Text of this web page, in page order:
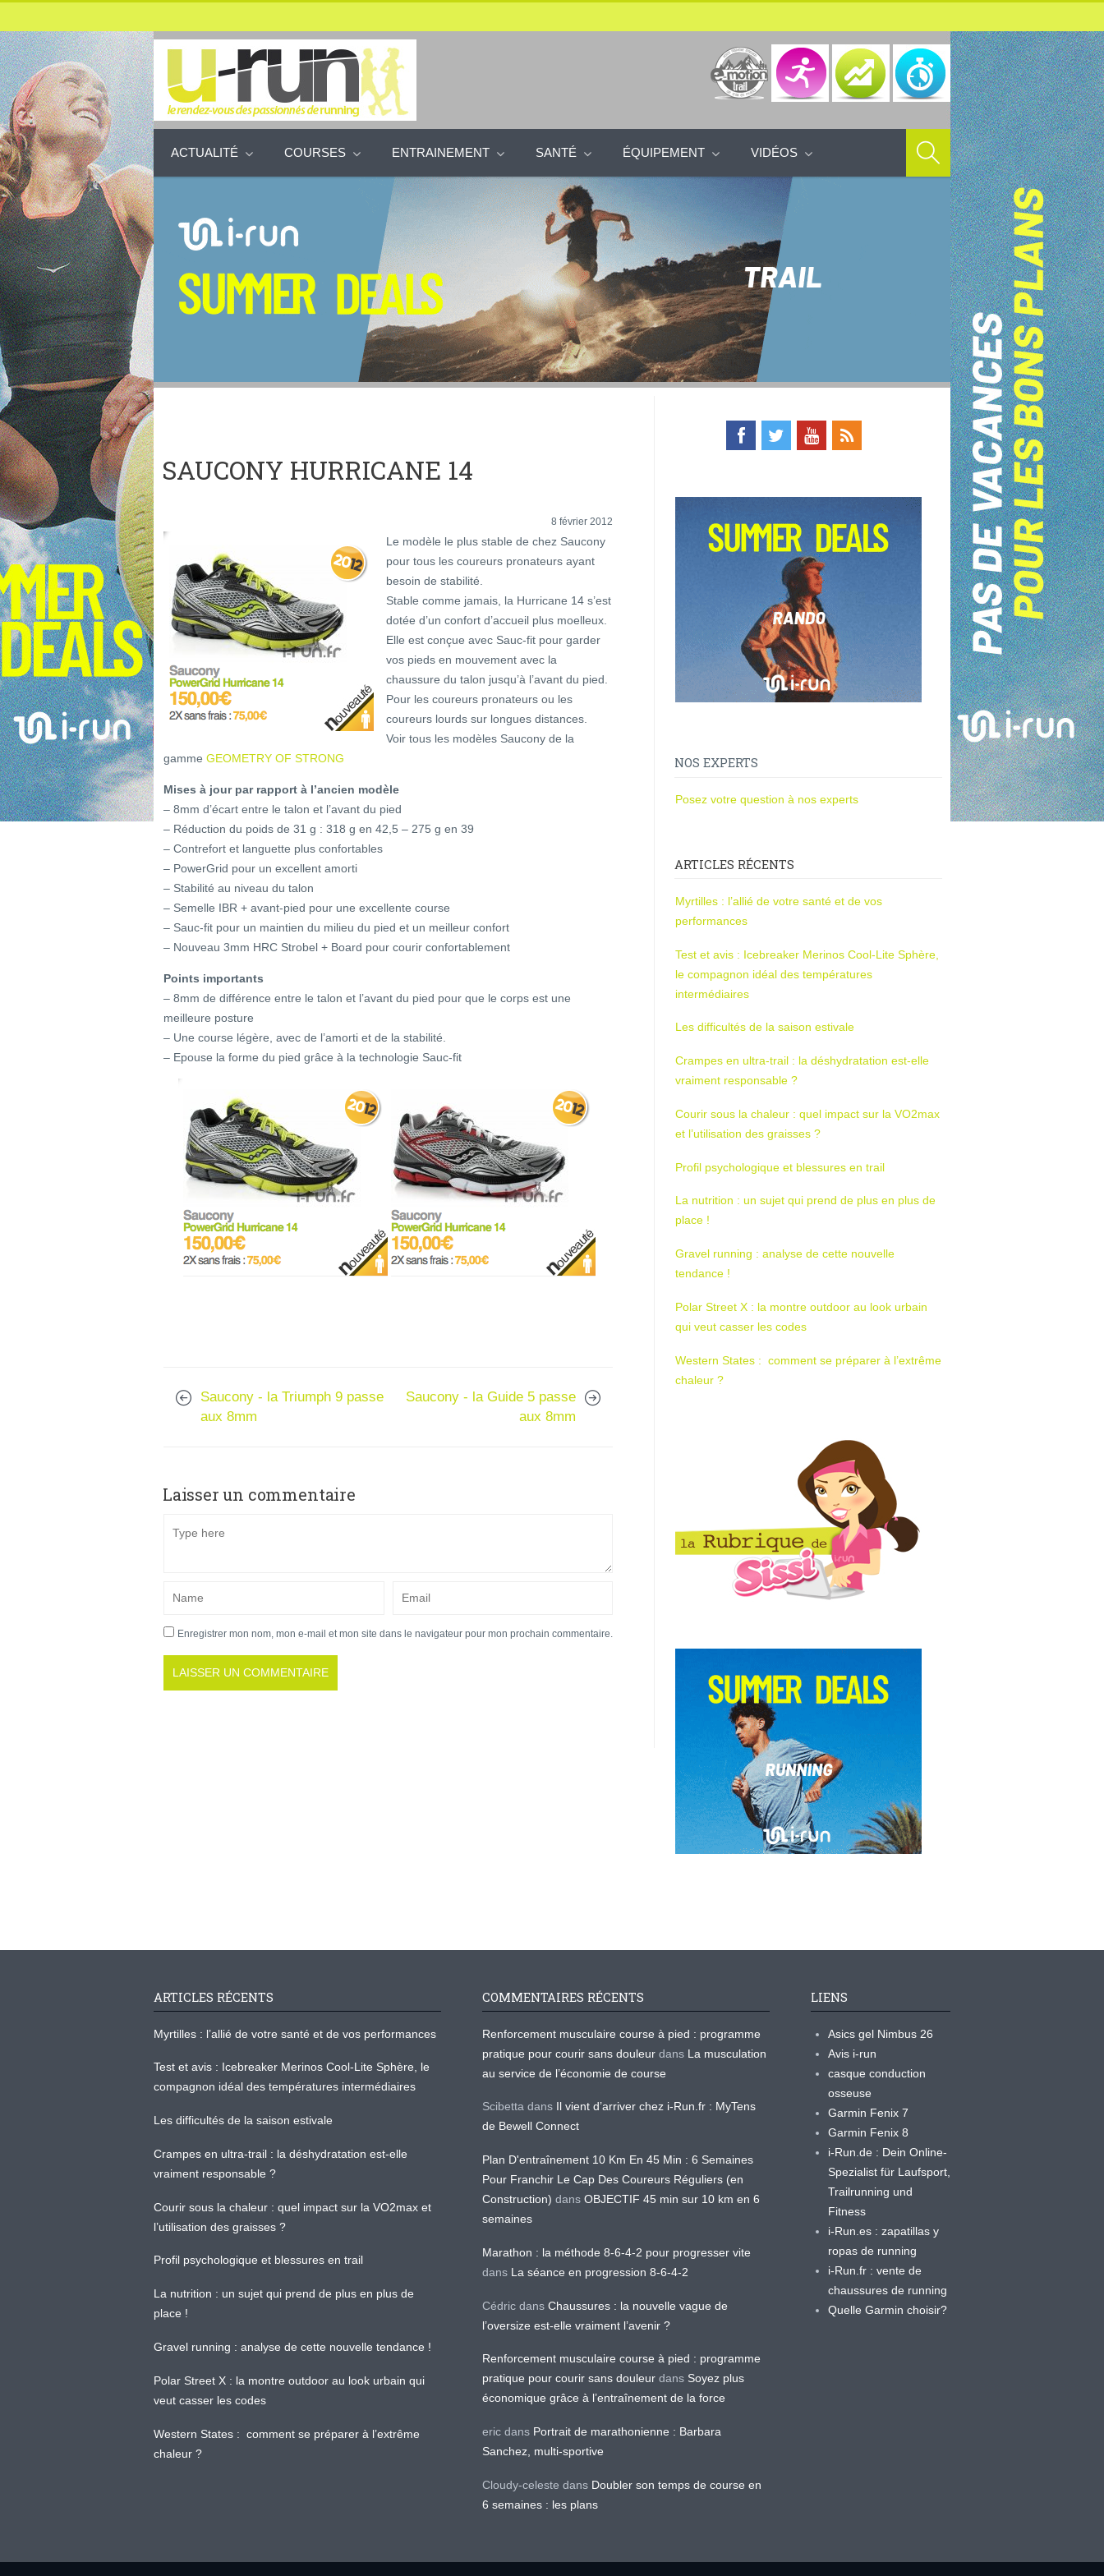
ACTUALITÉ COURSES ENTRAINEMENT SANTÉ ÉQUIPEMENT VIDÉOS
SAUCONY HURRICANE 14
8 février 2012
Le modèle le plus stable de chez Saucony
pour tous les coureurs pronateurs ayant
besoin de stabilité.
Stable comme jamais, la Hurricane 14 s’est
dotée d’un confort d’accueil plus moelleux.
Elle est conçue avec Sauc-fit pour garder
vos pieds en mouvement avec la
chaussure du talon jusqu’à l’avant du pied.
Pour les coureurs pronateurs ou les
coureurs lourds sur longues distances.
Voir tous les modèles Saucony de la
gamme GEOMETRY OF STRONG
Mises à jour par rapport à l’ancien modèle
– 8mm d’écart entre le talon et l’avant du pied
– Réduction du poids de 31 g : 318 g en 42,5 – 275 g en 39
– Contrefort et languette plus confortables
– PowerGrid pour un excellent amorti
– Stabilité au niveau du talon
– Semelle IBR + avant-pied pour une excellente course
– Sauc-fit pour un maintien du milieu du pied et un meilleur confort
– Nouveau 3mm HRC Strobel + Board pour courir confortablement
Points importants
– 8mm de différence entre le talon et l’avant du pied pour que le corps est une
meilleure posture
– Une course légère, avec de l’amorti et de la stabilité.
– Epouse la forme du pied grâce à la technologie Sauc-fit
Saucony - la Triumph 9 passe
aux 8mm
Saucony - la Guide 5 passe
aux 8mm
Laisser un commentaire
Enregistrer mon nom, mon e-mail et mon site dans le navigateur pour mon prochain commentaire.
NOS EXPERTS
Posez votre question à nos experts
ARTICLES RÉCENTS
Myrtilles : l’allié de votre santé et de vos
performances
Test et avis : Icebreaker Merinos Cool-Lite Sphère,
le compagnon idéal des températures
intermédiaires
Les difficultés de la saison estivale
Crampes en ultra-trail : la déshydratation est-elle
vraiment responsable ?
Courir sous la chaleur : quel impact sur la VO2max
et l’utilisation des graisses ?
Profil psychologique et blessures en trail
La nutrition : un sujet qui prend de plus en plus de
place !
Gravel running : analyse de cette nouvelle
tendance !
Polar Street X : la montre outdoor au look urbain
qui veut casser les codes
Western States : comment se préparer à l’extrême
chaleur ?
ARTICLES RÉCENTS
Myrtilles : l’allié de votre santé et de vos performances
Test et avis : Icebreaker Merinos Cool-Lite Sphère, le
compagnon idéal des températures intermédiaires
Les difficultés de la saison estivale
Crampes en ultra-trail : la déshydratation est-elle
vraiment responsable ?
Courir sous la chaleur : quel impact sur la VO2max et
l’utilisation des graisses ?
Profil psychologique et blessures en trail
La nutrition : un sujet qui prend de plus en plus de
place !
Gravel running : analyse de cette nouvelle tendance !
Polar Street X : la montre outdoor au look urbain qui
veut casser les codes
Western States : comment se préparer à l’extrême
chaleur ?
COMMENTAIRES RÉCENTS
Renforcement musculaire course à pied : programme
pratique pour courir sans douleur dans La musculation
au service de l’économie de course
Scibetta dans Il vient d’arriver chez i-Run.fr : MyTens
de Bewell Connect
Plan D'entraînement 10 Km En 45 Min : 6 Semaines
Pour Franchir Le Cap Des Coureurs Réguliers (en
Construction) dans OBJECTIF 45 min sur 10 km en 6
semaines
Marathon : la méthode 8-6-4-2 pour progresser vite
dans La séance en progression 8-6-4-2
Cédric dans Chaussures : la nouvelle vague de
l’oversize est-elle vraiment l’avenir ?
Renforcement musculaire course à pied : programme
pratique pour courir sans douleur dans Soyez plus
économique grâce à l’entraînement de la force
eric dans Portrait de marathonienne : Barbara
Sanchez, multi-sportive
Cloudy-celeste dans Doubler son temps de course en
6 semaines : les plans
LIENS
Asics gel Nimbus 26
Avis i-run
casque conduction
osseuse
Garmin Fenix 7
Garmin Fenix 8
i-Run.de : Dein Online-
Spezialist für Laufsport,
Trailrunning und
Fitness
i-Run.es : zapatillas y
ropas de running
i-Run.fr : vente de
chaussures de running
Quelle Garmin choisir?